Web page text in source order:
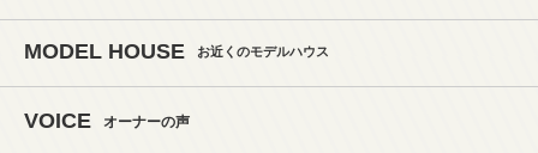
MODEL HOUSE お近くのモデルハウス
VOICE オーナーの声